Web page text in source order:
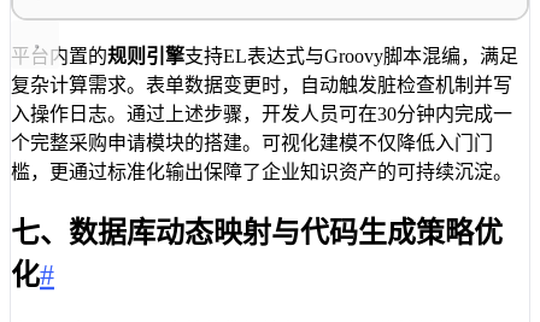
平台内置的规则引擎支持EL表达式与Groovy脚本混编，满足
复杂计算需求。表单数据变更时，自动触发脏检查机制并写
入操作日志。通过上述步骤，开发人员可在30分钟内完成一
个完整采购申请模块的搭建。可视化建模不仅降低入门门
槛，更通过标准化输出保障了企业知识资产的可持续沉淀。
七、数据库动态映射与代码生成策略优
化#